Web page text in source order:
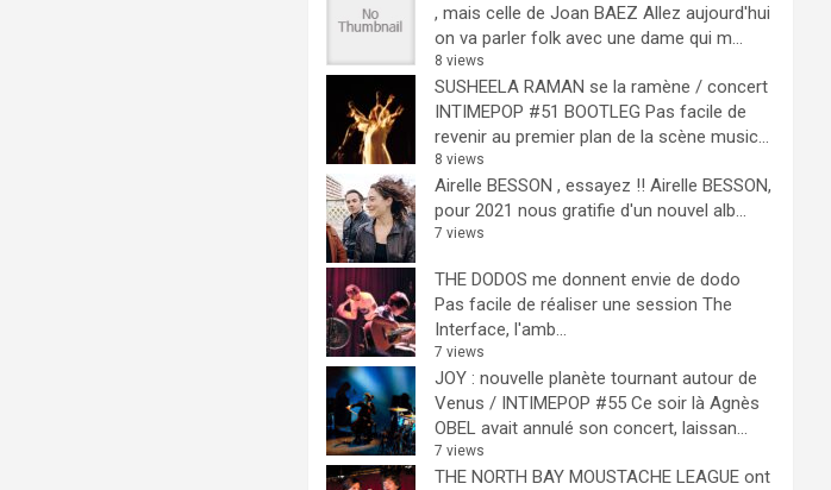
, mais celle de Joan BAEZ Allez aujourd'hui
on va parler folk avec une dame qui m...
8 views
SUSHEELA RAMAN se la ramène / concert
INTIMEPOP #51 BOOTLEG Pas facile de
revenir au premier plan de la scène music...
8 views
Airelle BESSON , essayez !! Airelle BESSON,
pour 2021 nous gratifie d'un nouvel alb...
7 views
THE DODOS me donnent envie de dodo
Pas facile de réaliser une session The
Interface, l'amb...
7 views
JOY : nouvelle planète tournant autour de
Venus / INTIMEPOP #55 Ce soir là Agnès
OBEL avait annulé son concert, laissan...
7 views
THE NORTH BAY MOUSTACHE LEAGUE ont